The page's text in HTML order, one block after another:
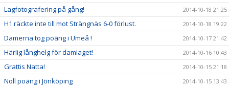
Lagfotografering på gång! 2014-10-18 21:25
H1 räckte inte till mot Strängnäs 6-0 förlust. 2014-10-18 19:22
Damerna tog poäng i Umeå ! 2014-10-17 21:42
Härlig långhelg för damlaget! 2014-10-16 10:43
Grattis Natta! 2014-10-15 21:18
Noll poäng i Jönköping 2014-10-15 13:43